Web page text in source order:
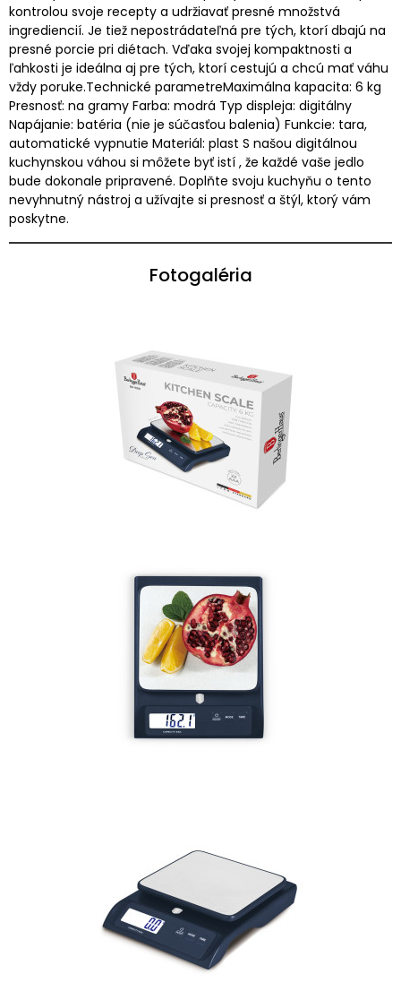
kontrolou svoje recepty a udržiavať presné množstvá
ingrediencií. Je tiež nepostrádateľná pre tých, ktorí dbajú na
presné porcie pri diétach. Vďaka svojej kompaktnosti a
ľahkosti je ideálna aj pre tých, ktorí cestujú a chcú mať váhu
vždy poruke.Technické parametreMaximálna kapacita: 6 kg
Presnosť: na gramy Farba: modrá Typ displeja: digitálny
Napájanie: batéria (nie je súčasťou balenia) Funkcie: tara,
automatické vypnutie Materiál: plast S našou digitálnou
kuchynskou váhou si môžete byť istí , že každé vaše jedlo
bude dokonale pripravené. Doplňte svoju kuchyňu o tento
nevyhnutný nástroj a užívajte si presnosť a štýl, ktorý vám
poskytne.
Fotogaléria